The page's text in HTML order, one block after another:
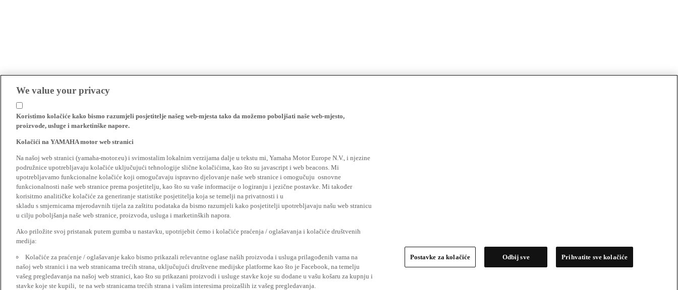
We value your privacy
Koristimo kolačiće kako bismo razumjeli posjetitelje našeg web-mjesta tako da možemo poboljšati naše web-mjesto,
proizvode, usluge i marketinške napore.
Kolačići na YAMAHA motor web stranici
Na našoj web stranici (yamaha-motor.eu) i svimostalim lokalnim verzijama dalje u tekstu mi, Yamaha Motor Europe N.V., i njezine
podružnice upotrebljavaju kolačiće uključujući tehnologije slične kolačićima, kao što su javascript i web beacons. Mi
upotrebljavamo funkcionalne kolačiće koji omogučavaju ispravno djelovanje naše web stranice i omogučuju osnovne
funkcionalnosti naše web stranice prema posjetitelju, kao što su vaše informacije o logiranju i jezične postavke. Mi također
korisitmo analitičke kolačiće za generiranje statistike posjetitelja koja se temelji na privatnosti i u
skladu s smjernicama mjerodavnih tijela za zaštitu podataka da bismo razumjeli kako posjetitelji upotrebljavaju našu web stranicu
u cilju poboljšanja naše web stranice, proizvoda, usluga i marketinških napora.
Ako priložite svoj pristanak putem gumba u nastavku, upotrijebit ćemo i kolačiće praćenja / oglašavanja i kolačiće društvenih
medija:
Kolačiće za praćenje / oglašavanje kako bismo prikazali relevantne oglase naših proizvoda i usluga prilagođenih vama na
našoj web stranici i na web stranicama trećih strana, uključujući društvene medijske platforme kao što je Facebook, na temelju
vašeg pregledavanja na našoj web stranici, kao što su prikazani proizvodi i usluge stavke koje su dodane u vašu košaru za kupnju i
stavke koje ste kupili, te na web stranicama trećih strana i vašim interesima proizašlih iz vašeg pregledavanja.
Postavke za kolačiće Odbij sve Prihvatite sve kolačiće